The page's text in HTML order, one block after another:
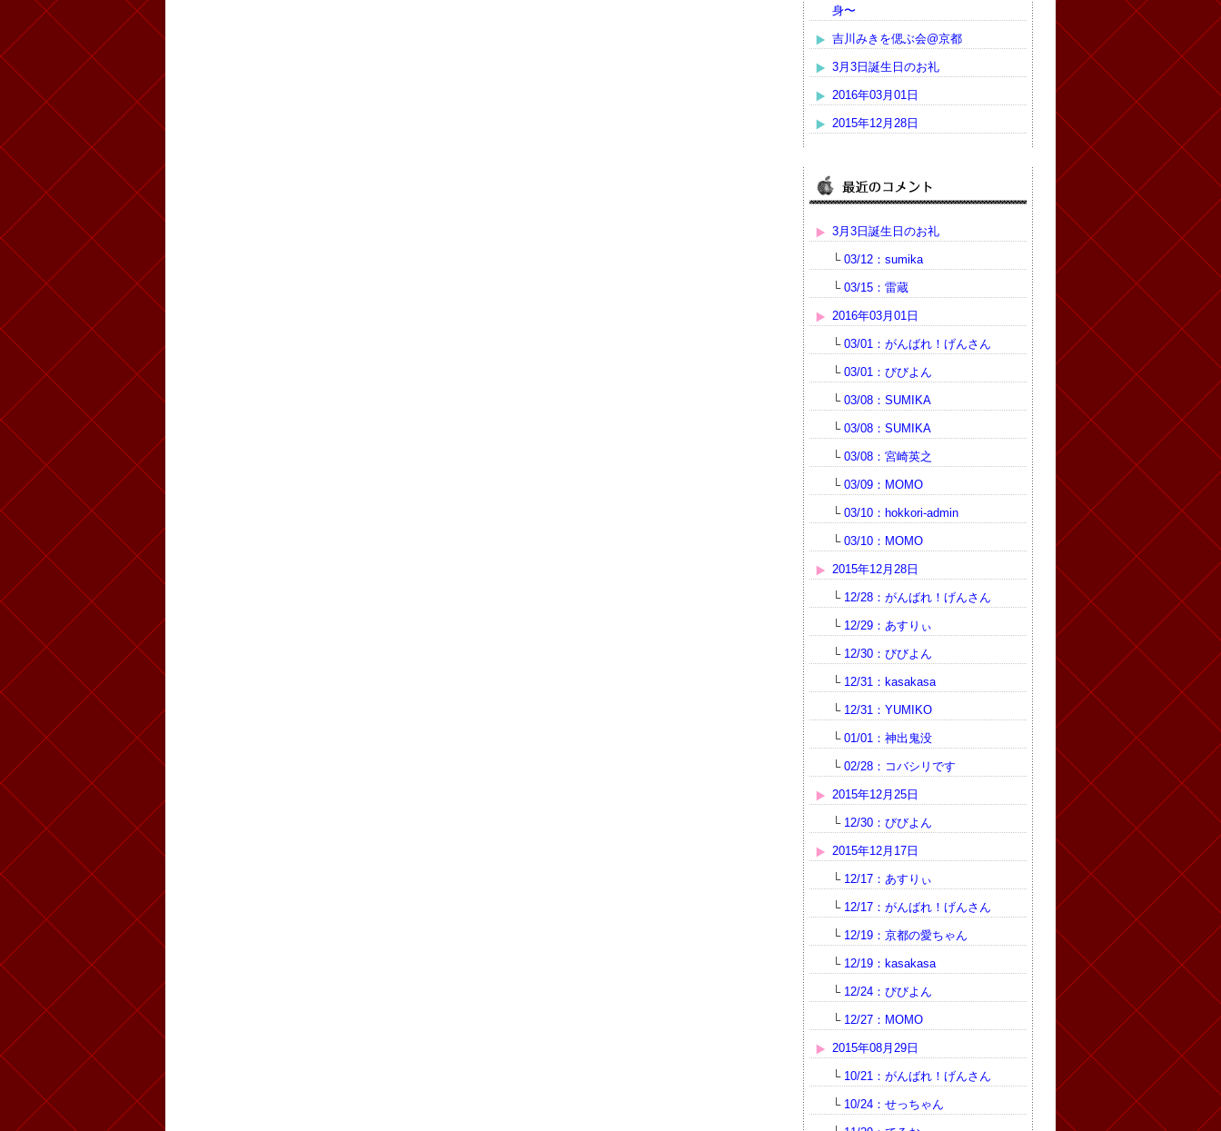
身〜
吉川みきを偲ぶ会@京都
3月3日誕生日のお礼
2016年03月01日
2015年12月28日
3月3日誕生日のお礼
└ 03/12：sumika
└ 03/15：雷蔵
2016年03月01日
└ 03/01：がんばれ！げんさん
└ 03/01：びびよん
└ 03/08：SUMIKA
└ 03/08：SUMIKA
└ 03/08：宮崎英之
└ 03/09：MOMO
└ 03/10：hokkori-admin
└ 03/10：MOMO
2015年12月28日
└ 12/28：がんばれ！げんさん
└ 12/29：あすりぃ
└ 12/30：びびよん
└ 12/31：kasakasa
└ 12/31：YUMIKO
└ 01/01：神出鬼没
└ 02/28：コバシリです
2015年12月25日
└ 12/30：びびよん
2015年12月17日
└ 12/17：あすりぃ
└ 12/17：がんばれ！げんさん
└ 12/19：京都の愛ちゃん
└ 12/19：kasakasa
└ 12/24：びびよん
└ 12/27：MOMO
2015年08月29日
└ 10/21：がんばれ！げんさん
└ 10/24：せっちゃん